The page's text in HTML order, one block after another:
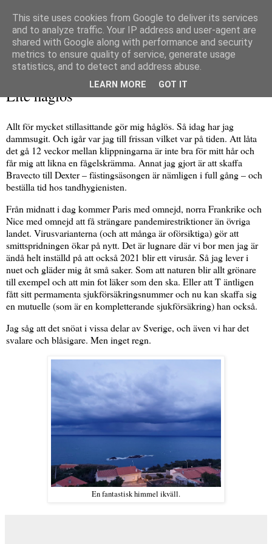
Lite håglös
Allt för mycket stillasittande gör mig håglös. Så idag har jag
dammsugit. Och igår var jag till frissan vilket var på tiden. Att låta
det gå 12 veckor mellan klippningarna är inte bra för mitt hår och
får mig att likna en fågelskrämma. Annat jag gjort är att skaffa
Bravecto till Dexter – fästingsäsongen är nämligen i full gång – och
beställa tid hos tandhygienisten.
Från midnatt i dag kommer Paris med omnejd, norra Frankrike och
Nice med omnejd att få strängare pandemirestriktioner än övriga
landet. Virusvarianterna (och att många är oförsiktiga) gör att
smittspridningen ökar på nytt. Det är lugnare där vi bor men jag är
ändå helt inställd på att också 2021 blir ett virusår. Så jag lever i
nuet och gläder mig åt små saker. Som att naturen blir allt grönare
till exempel och att min fot läker som den ska. Eller att T äntligen
fått sitt permamenta sjukförsäkringsnummer och nu kan skaffa sig
en mutuelle (som är en kompletterande sjukförsäkring) han också.
Jag såg att det snöat i vissa delar av Sverige, och även vi har det
svalare och blåsigare. Men inget regn.
En fantastisk himmel ikväll.
This site uses cookies from Google to deliver its services
and to analyze traffic. Your IP address and user-agent are
shared with Google along with performance and security
metrics to ensure quality of service, generate usage
statistics, and to detect and address abuse.
LEARN MORE GOT IT